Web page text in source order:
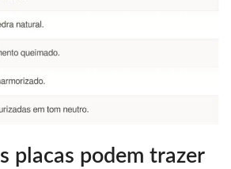
placas podem trazer